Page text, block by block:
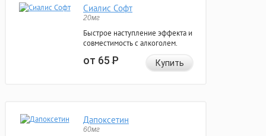
Сиалис Софт
20мг
Быстрое наступление эффекта и
совместимость с алкоголем.
от 65Р Купить
Дапоксетин
60мг